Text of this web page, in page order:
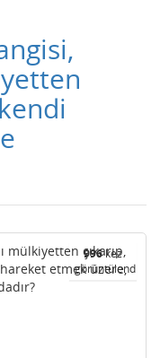
996kez
görüntülendi
mülkiyetten çıkarıp,
etmek üzere,